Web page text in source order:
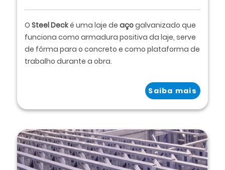
OSteel Decké uma laje deaçogalvanizado que
funciona como armadura positiva da laje, serve
de fôrma para o concreto e como plataforma de
trabalho durante a obra.
Saiba mais